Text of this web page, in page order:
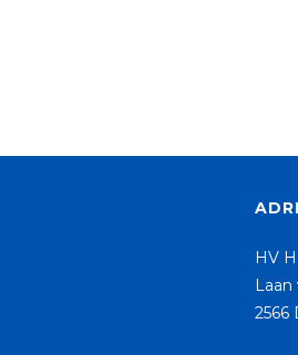
HV
Laan
2566